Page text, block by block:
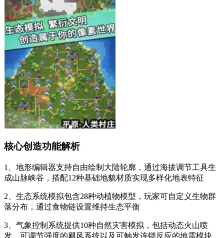
核心创造功能解析
1、地形编辑器支持自由绘制大陆轮廓，通过海拔调节工具生
成山脉峡谷，搭配12种基础地貌材质实现多样化地表特征
2、生态系统模拟包含28种动植物模型，玩家可自定义生物群
落分布，通过食物链设置维持生态平衡
3、气象控制系统提供10种自然灾害模拟，包括动态火山喷
发、可调节强度的飓风系统以及可触发连锁反应的地震模块